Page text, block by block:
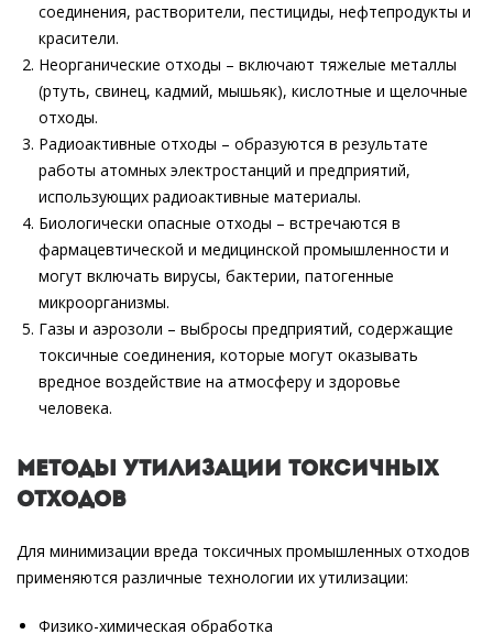
соединения, растворители, пестициды, нефтепродукты и
красители.
Неорганические отходы – включают тяжелые металлы
(ртуть, свинец, кадмий, мышьяк), кислотные и щелочные
отходы.
Радиоактивные отходы – образуются в результате
работы атомных электростанций и предприятий,
использующих радиоактивные материалы.
Биологически опасные отходы – встречаются в
фармацевтической и медицинской промышленности и
могут включать вирусы, бактерии, патогенные
микроорганизмы.
Газы и аэрозоли – выбросы предприятий, содержащие
токсичные соединения, которые могут оказывать
вредное воздействие на атмосферу и здоровье
человека.
Методы утилизации токсичных
отходов
Для минимизации вреда токсичных промышленных отходов
применяются различные технологии их утилизации:
Физико-химическая обработка